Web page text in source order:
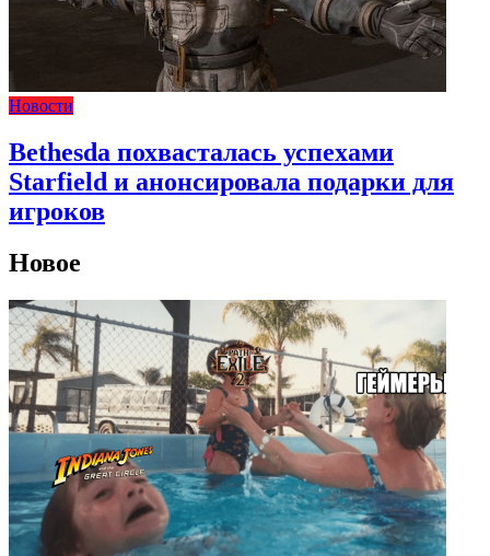
Новости
Bethesda похвасталась успехами
Starfield и анонсировала подарки для
игроков
Новое